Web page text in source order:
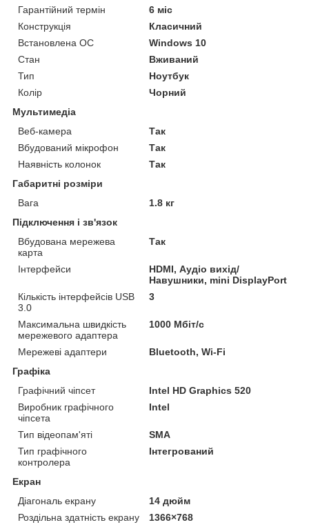
Гарантійний термін
6 міс
Конструкція
Класичний
Встановлена ОС
Windows 10
Стан
Вживаний
Тип
Ноутбук
Колір
Чорний
Мультимедіа
Веб-камера
Так
Вбудований мікрофон
Так
Наявність колонок
Так
Габаритні розміри
Вага
1.8 кг
Підключення і зв'язок
Вбудована мережева
карта
Так
Інтерфейси
HDMI, Аудіо вихід/
Навушники, mini DisplayPort
Кількість інтерфейсів USB
3.0
3
Максимальна швидкість
мережевого адаптера
1000 Мбіт/с
Мережеві адаптери
Bluetooth, Wi-Fi
Графіка
Графічний чіпсет
Intel HD Graphics 520
Виробник графічного
чіпсета
Intel
Тип відеопам'яті
SMA
Тип графічного
контролера
Інтегрований
Екран
Діагональ екрану
14 дюйм
Роздільна здатність екрану
1366×768